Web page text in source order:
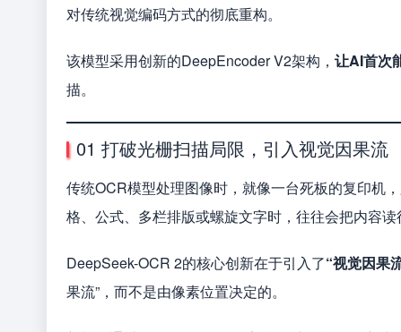
对传统视觉编码方式的彻底重构。
该模型采用创新的DeepEncoder V2架构， 让AI首次
描。
01 打破光栅扫描局限，引入视觉因果流
传统OCR模型处理图像时，就像一台死板的复印机
格、公式、多栏排版或螺旋文字时，往往会把内容读
DeepSeek-OCR 2的核心创新在于引入了“视觉因果
果流”，而不是由像素位置决定的。